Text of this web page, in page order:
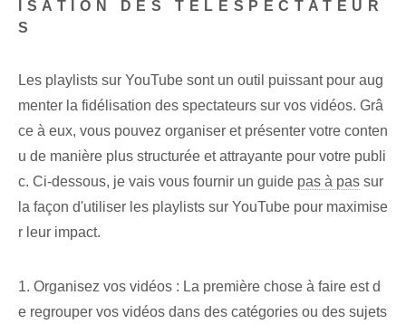
ISATION DES TÉLÉSPECTATEUR
S
Les playlists sur YouTube sont un outil puissant pour aug
menter la fidélisation des spectateurs sur vos vidéos. Grâ
ce à eux, vous pouvez organiser et présenter votre conten
u de manière plus structurée et attrayante pour votre publi
c. Ci-dessous, je vais vous fournir un guide pas à pas sur
la façon d'utiliser les playlists sur YouTube pour maximise
r leur impact.
1. Organisez vos vidéos : La première chose à faire est d
e regrouper vos vidéos dans des catégories ou des sujets